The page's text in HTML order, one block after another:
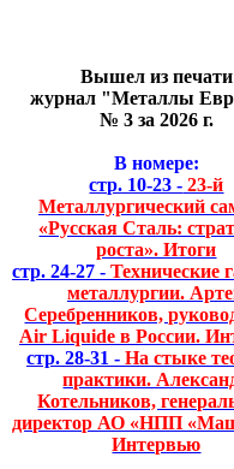
Вышел из печати
журнал "Металлы
№ 3 за 2026 г.
В номере:
стр. 10-23 - 23-й
Металлургический
«Русская Сталь:
роста». Итоги
стр. 24-27 - Технические
металлургии.
Серебренников,
Air Liquide в России.
стр. 28-31 - На стыке
практики.
Котельников,
директор АО «НПП
Интервью